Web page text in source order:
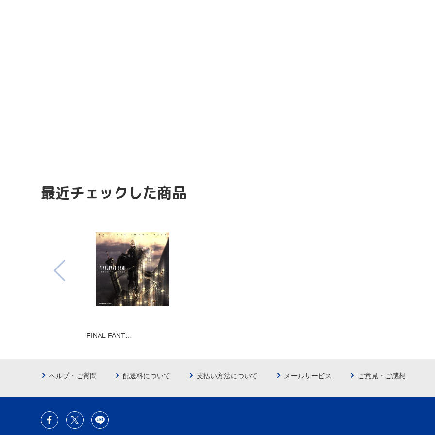
最近チェックした商品
FINAL FANT…
ヘルプ・ご質問 配送料について 支払い方法について メールサービス ご意見・ご感想